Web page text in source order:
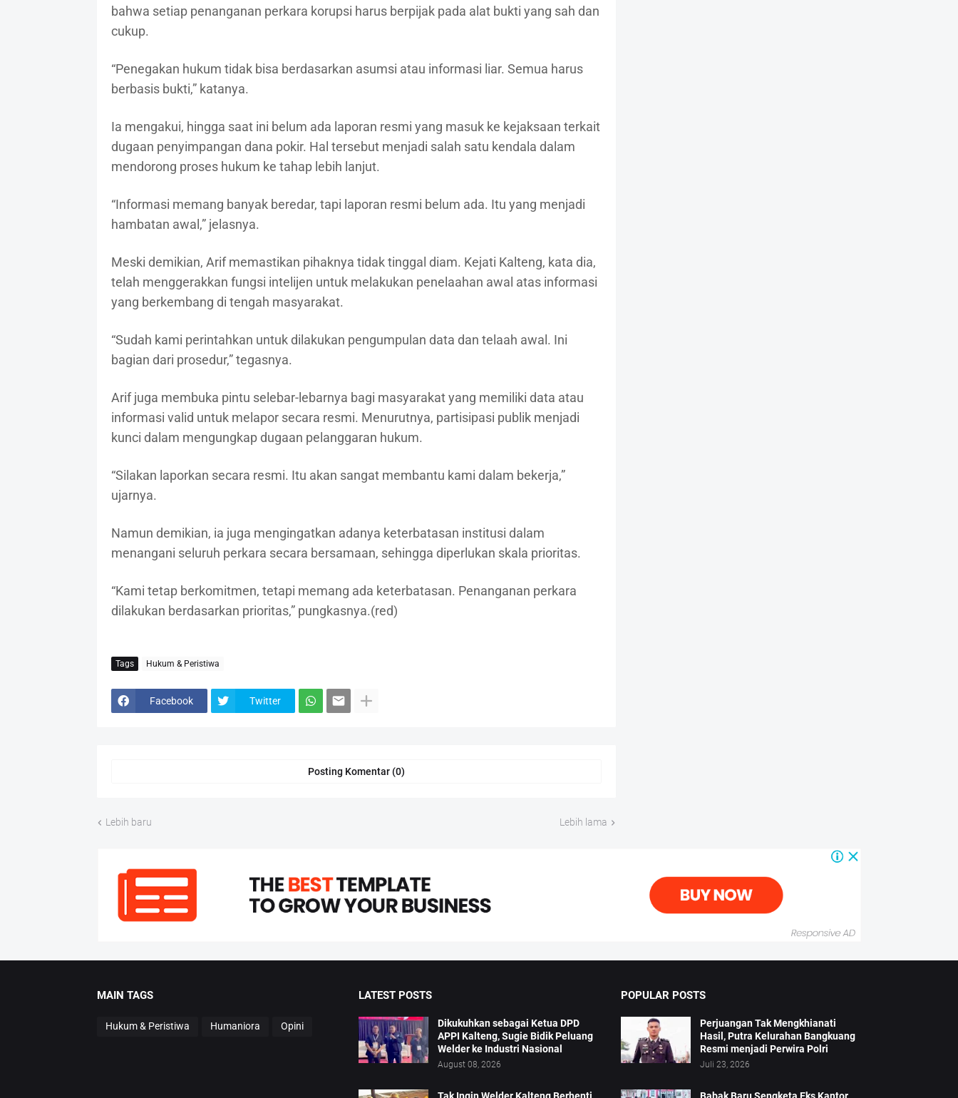
bahwa setiap penanganan perkara korupsi harus berpijak pada alat bukti yang sah dan
cukup.
“Penegakan hukum tidak bisa berdasarkan asumsi atau informasi liar. Semua harus
berbasis bukti,” katanya.
Ia mengakui, hingga saat ini belum ada laporan resmi yang masuk ke kejaksaan terkait
dugaan penyimpangan dana pokir. Hal tersebut menjadi salah satu kendala dalam
mendorong proses hukum ke tahap lebih lanjut.
“Informasi memang banyak beredar, tapi laporan resmi belum ada. Itu yang menjadi
hambatan awal,” jelasnya.
Meski demikian, Arif memastikan pihaknya tidak tinggal diam. Kejati Kalteng, kata dia,
telah menggerakkan fungsi intelijen untuk melakukan penelaahan awal atas informasi
yang berkembang di tengah masyarakat.
“Sudah kami perintahkan untuk dilakukan pengumpulan data dan telaah awal. Ini
bagian dari prosedur,” tegasnya.
Arif juga membuka pintu selebar-lebarnya bagi masyarakat yang memiliki data atau
informasi valid untuk melapor secara resmi. Menurutnya, partisipasi publik menjadi
kunci dalam mengungkap dugaan pelanggaran hukum.
“Silakan laporkan secara resmi. Itu akan sangat membantu kami dalam bekerja,”
ujarnya.
Namun demikian, ia juga mengingatkan adanya keterbatasan institusi dalam
menangani seluruh perkara secara bersamaan, sehingga diperlukan skala prioritas.
“Kami tetap berkomitmen, tetapi memang ada keterbatasan. Penanganan perkara
dilakukan berdasarkan prioritas,” pungkasnya.(red)
Tags Hukum & Peristiwa
Facebook Twitter
Posting Komentar (0)
Lebih baru Lebih lama
MAIN TAGS
Hukum & Peristiwa Humaniora Opini
LATEST POSTS
Dikukuhkan sebagai Ketua DPD
APPI Kalteng, Sugie Bidik Peluang
Welder ke Industri Nasional
August 08, 2026
Tak Ingin Welder Kalteng Berhenti
POPULAR POSTS
Perjuangan Tak Mengkhianati
Hasil, Putra Kelurahan Bangkuang
Resmi menjadi Perwira Polri
Juli 23, 2026
Babak Baru Sengketa Eks Kantor